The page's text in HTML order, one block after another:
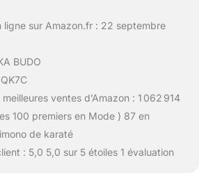
ligne sur Amazon.fr : 22 septembre
BUDO
ventes d’Amazon : 1 062 914
100 premiers en Mode ) 87 en
de karaté
: 5,0 5,0 sur 5 étoiles 1 évaluation